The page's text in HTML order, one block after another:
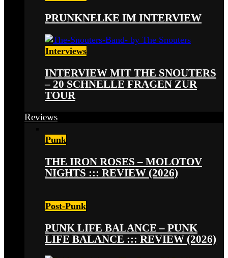
PRUNKNELKE IM INTERVIEW
Interviews
INTERVIEW MIT THE SNOUTERS
– 20 SCHNELLE FRAGEN ZUR
TOUR
Reviews
Punk
THE IRON ROSES – MOLOTOV
NIGHTS ::: REVIEW (2026)
Post-Punk
PUNK LIFE BALANCE – PUNK
LIFE BALANCE ::: REVIEW (2026)